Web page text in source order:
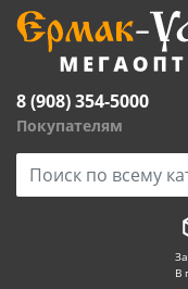
8 (908) 354-5000
Покупателям
В